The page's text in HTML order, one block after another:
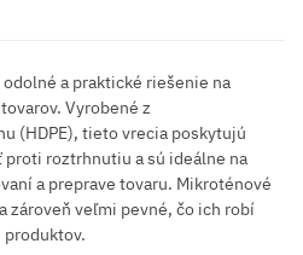
odolné a praktické riešenie na
Vyrobené z
(HDPE), tieto vrecia poskytujú
roztrhnutiu a sú ideálne na
a preprave tovaru. Mikroténové
zároveň veľmi pevné, čo ich robí
produktov.